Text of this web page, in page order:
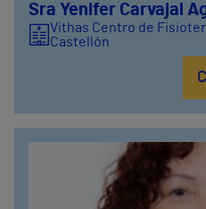
Sra Yenifer Carvajal
Vithas Centro de
Castellón